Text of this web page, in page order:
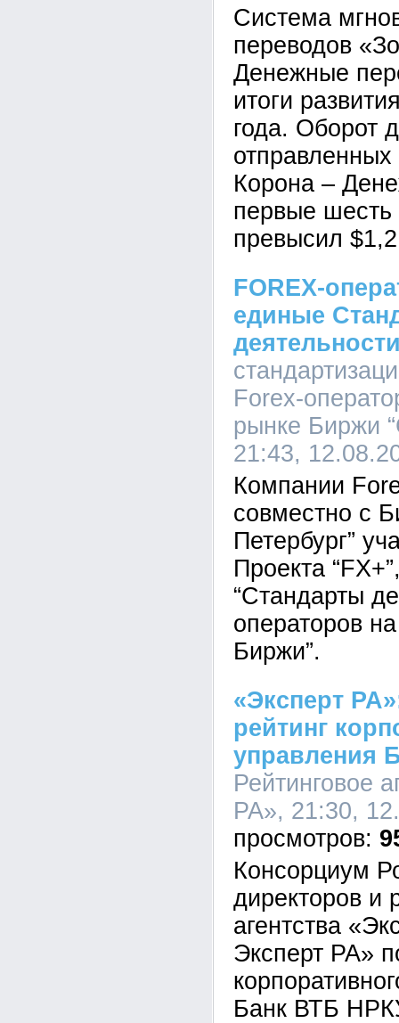
Система
переводов
Денежные
итоги
года. Оборот
Корона –
первые шесть
превысил
FOREX-
единые
Forex-
рынке Биржи
21:43,
Компании
совместно с
Петербург”
Проекта
“Стандарты
операторов
Биржи”.
«Эксперт
рейтинг
управления
Рейтинговое
РА», 21:30,
Консорциум
директоров и
агентства
Эксперт РА»
Банк ВТБ